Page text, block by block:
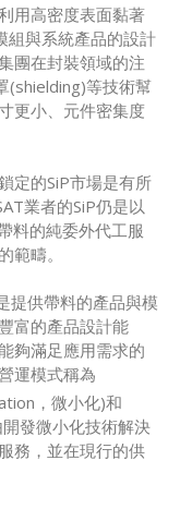
用高密度表面黏著
組與系統產品的設計
團在封裝領域的注
(shielding)等技術幫
更小、元件密集度
定的SiP市場是有所
業者的SiP仍是以
料的純委外代工服
範疇。
提供帶料的產品與模
富的產品設計能
夠滿足應用需求的
運模式稱為
，微小化)和
發微小化技術解決
務，並在現行的供